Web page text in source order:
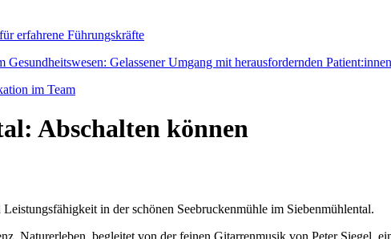
erfahrene Führungskräfte
Gelassener Umgang mit herausfordernden Patient:innen
im Team
Abschalten können
in der schönen Seebruckenmühle im Siebenmühlental.